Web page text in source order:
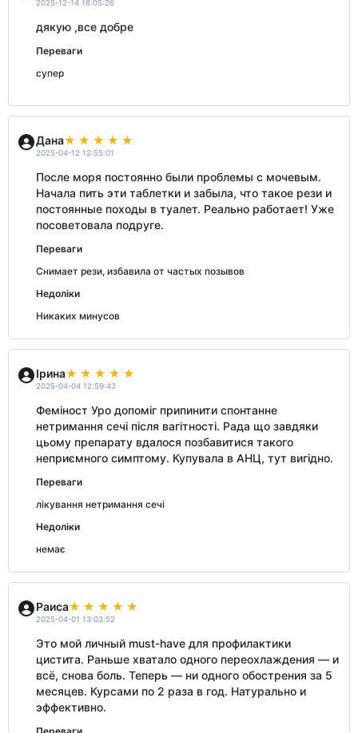
2025-12-14 18:05:26
дякую ,все добре
Переваги
супер
Дана
2025-04-12 12:55:01
После моря постоянно были проблемы с мочевым.
Начала пить эти таблетки и забыла, что такое рези и
постоянные походы в туалет. Реально работает! Уже
посоветовала подруге.
Переваги
Снимает рези, избавила от частых позывов
Недоліки
Никаких минусов
Ірина
2025-04-04 12:59:43
Феміност Уро допоміг припинити спонтанне
нетримання сечі після вагітності. Рада що завдяки
цьому препарату вдалося позбавитися такого
неприємного симптому. Купувала в АНЦ, тут вигідно.
Переваги
лікування нетримання сечі
Недоліки
немає
Раиса
2025-04-01 13:03:52
Это мой личный must-have для профилактики
цистита. Раньше хватало одного переохлаждения — и
всё, снова боль. Теперь — ни одного обострения за 5
месяцев. Курсами по 2 раза в год. Натурально и
эффективно.